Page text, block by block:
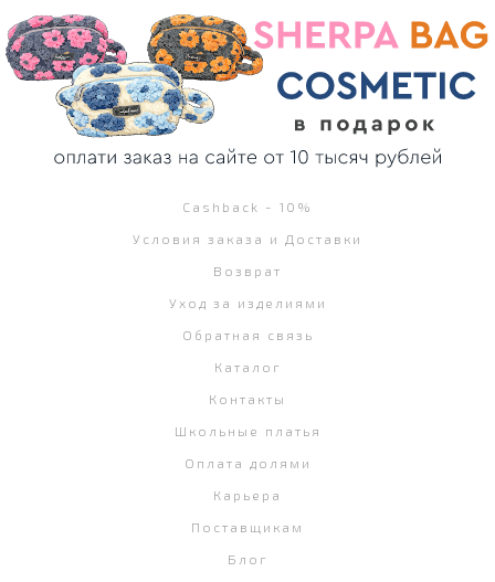
Cashback - 10%
Условия заказа и Доставки
Возврат
Уход за изделиями
Обратная связь
Каталог
Контакты
Школьные платья
Оплата долями
Карьера
Поставщикам
Блог